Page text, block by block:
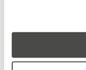
La Grande Età, insieme